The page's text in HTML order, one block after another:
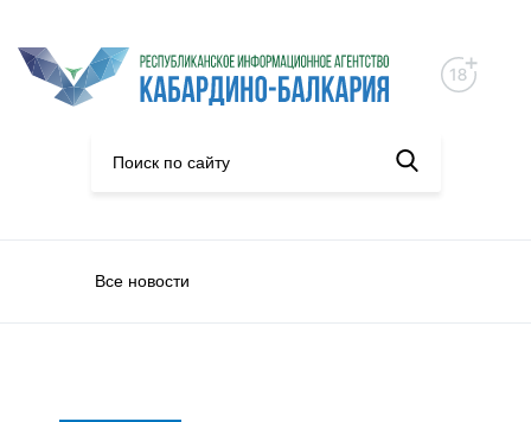
Все новости